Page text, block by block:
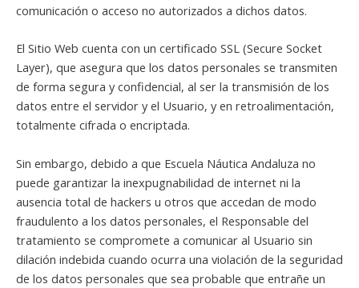
comunicación o acceso no autorizados a dichos datos.
El Sitio Web cuenta con un certificado SSL (Secure Socket
Layer), que asegura que los datos personales se transmiten
de forma segura y confidencial, al ser la transmisión de los
datos entre el servidor y el Usuario, y en retroalimentación,
totalmente cifrada o encriptada.
Sin embargo, debido a que Escuela Náutica Andaluza no
puede garantizar la inexpugnabilidad de internet ni la
ausencia total de hackers u otros que accedan de modo
fraudulento a los datos personales, el Responsable del
tratamiento se compromete a comunicar al Usuario sin
dilación indebida cuando ocurra una violación de la seguridad
de los datos personales que sea probable que entrañe un